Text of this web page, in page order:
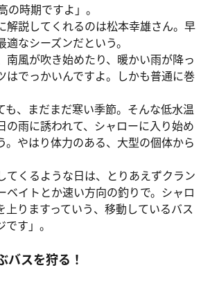
の時期ですよ」。
解説してくれるのは松本幸雄さん。早
なシーズンだという。
南風が吹き始めたり、暖かい雨が降っ
はでっかいんですよ。しかも普通に巻
、まだまだ寒い季節。そんな低水温
の雨に誘われて、シャローに入り始め
。やはり体力のある、大型の個体から
てくるような日は、とりあえずクラン
ベイトとか速い方向の釣りで。シャロ
上りますっていう、移動しているバス
す」。
バスを狩る！